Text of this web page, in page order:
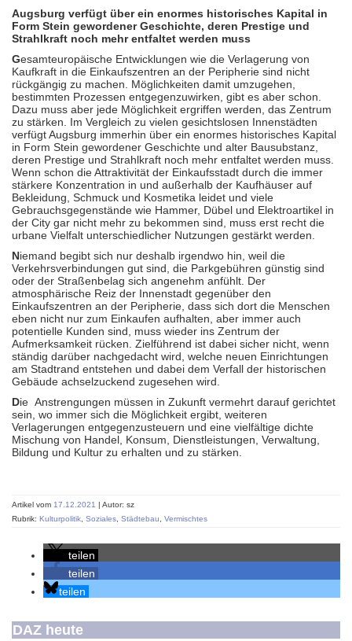
Augsburg verfügt über ein enormes historisches Kapital in
Form Stein gewordener Geschichte, deren Prestige und
Strahlkraft noch mehr entfaltet werden muss
Gesamteuropäische Entwicklungen wie die Verlagerung von
Kaufkraft in die Einkaufszentren an der Peripherie sind nicht
rückgängig zu machen. Möglichkeiten damit umzugehen,
bestimmten Prozessen entgegenzuwirken, gibt es aber schon.
Dazu muss aber jede Möglichkeit ergriffen werden, das Zentrum
zu stärken. Im Vergleich zu vielen gesichtslosen Innenstädten
verfügt Augsburg immerhin über ein enormes historisches Kapital
in Form Stein gewordener Geschichte und alter Bausubstanz,
deren Prestige und Strahlkraft noch mehr entfaltet werden muss.
Wenn schon die Attraktivität der Einkaufsstadt durch die immer
stärkere Konzentration in und außerhalb der Kaufhäuser auf
Bekleidung, Schmuck und Kosmetika leidet und viele
Gebrauchsgegenstände wie Hammer, Dübel und Elektroartikel in
der City gar nicht mehr zu bekommen sind, muss erst recht die
urbane Vielfalt unterschiedlicher Nutzungen gestärkt werden.
Niemand begibt sich nur deshalb irgendwo hin, weil die
Verkehrsverbindungen gut sind, die Parkgebühren günstig sind
oder der Straßenbelag sich angenehm anfühlt. Der
atmosphärische Reiz der Innenstadt gegenüber den
Einkaufszentren an der Peripherie, dass sich dort die Menschen
eben nicht nur zum Einkaufen aufhalten, aber immer auch
potentielle Kunden sind, muss wieder ins Zentrum der
Aufmerksamkeit rücken. Zielführend ist dabei sicher nicht, wenn
ständig darüber nachgedacht wird, welche neuen Einrichtungen
am Stadtrand entstehen und dabei dem Verfall der historischen
Gebäude achselzuckend zugesehen wird.
Die Anstrengungen müssen in Zukunft vermehrt darauf gerichtet
sein, wo immer sich die Möglichkeit ergibt, weiteren
Verlagerungen entgegenzusteuern und eine vielfältige dichte
Mischung von Handel, Konsum, Dienstleistungen, Verwaltung,
Bildung und Kultur zu erhalten und zu stärken.
Artikel vom 17.12.2021 | Autor: sz
Rubrik: Kulturpolitik Soziales Städtebau Vermischtes
teilen
teilen
teilen
DAZ heute